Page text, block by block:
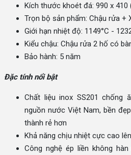
Kích thước khoét đá: 990 x 410
Trọn bộ sản phẩm: Chậu rửa +
Giới hạn nhiệt độ: 1149°C -
Kiểu chậu: Chậu rửa 2 hố có
Bảo hành: 5 năm
Đặc tính nổi bật
Chất liệu inox SS201 chống
nguồn nước Việt Nam, bền
thành rẻ hơn
Khả năng chịu nhiệt cực cao
Công nghệ ép liền không